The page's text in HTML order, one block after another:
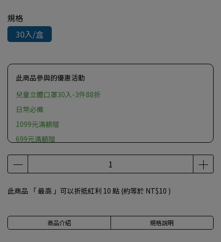
規格
30入/盒
此商品參與的優惠活動
兒童立體口罩30入-3件88折
日常必備
1099元滿額贈
699元滿額贈
此商品 「 最高 」可以折抵紅利 10 點 (約等於 NT$10 )
商品介紹 規格說明